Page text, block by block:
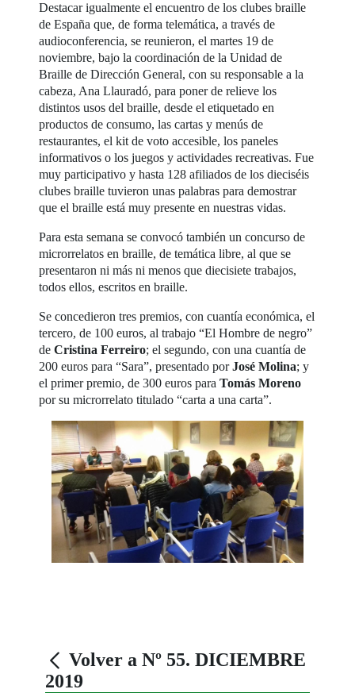
Destacar igualmente el encuentro de los clubes braille
de España que, de forma telemática, a través de
audioconferencia, se reunieron, el martes 19 de
noviembre, bajo la coordinación de la Unidad de
Braille de Dirección General, con su responsable a la
cabeza, Ana Llauradó, para poner de relieve los
distintos usos del braille, desde el etiquetado en
productos de consumo, las cartas y menús de
restaurantes, el kit de voto accesible, los paneles
informativos o los juegos y actividades recreativas. Fue
muy participativo y hasta 128 afiliados de los dieciséis
clubes braille tuvieron unas palabras para demostrar
que el braille está muy presente en nuestras vidas.
Para esta semana se convocó también un concurso de
microrrelatos en braille, de temática libre, al que se
presentaron ni más ni menos que diecisiete trabajos,
todos ellos, escritos en braille.
Se concedieron tres premios, con cuantía económica, el
tercero, de 100 euros, al trabajo “El Hombre de negro”
deCristina Ferreiro; el segundo, con una cuantía de
200 euros para “Sara”, presentado porJosé Molina; y
el primer premio, de 300 euros paraTomás Moreno
por su microrrelato titulado “carta a una carta”.
Volver a Nº 55. DICIEMBRE
2019